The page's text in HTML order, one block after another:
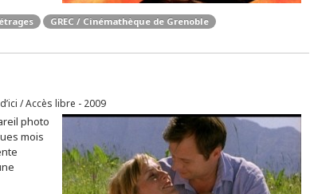
GREC / Cinémathèque de Grenoble
/ Accès libre - 2009
photo
mois